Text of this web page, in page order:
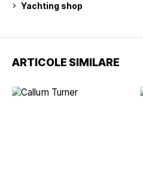
Yachting shop
ARTICOLE SIMILARE